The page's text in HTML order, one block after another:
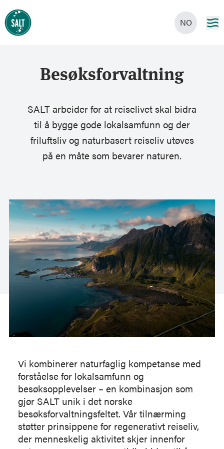
NO
Besøksforvaltning
SALT arbeider for at reiselivet skal bidra
til å bygge gode lokalsamfunn og der
friluftsliv og naturbasert reiseliv utøves
på en måte som bevarer naturen.
Vi kombinerer naturfaglig kompetanse med
forståelse for lokalsamfunn og
besøksopplevelser – en kombinasjon som
gjør SALT unik i det norske
besøksforvaltningsfeltet. Vår tilnærming
støtter prinsippene for regenerativt reiseliv,
der menneskelig aktivitet skjer innenfor